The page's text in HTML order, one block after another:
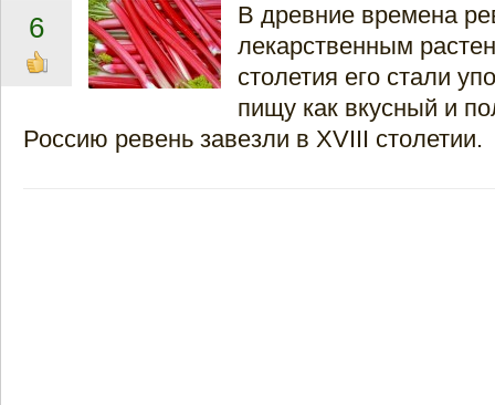
6
В древние времена
лекарственным
столетия его стали
пищу как вкусный и
Россию ревень завезли в XVIII столетии.